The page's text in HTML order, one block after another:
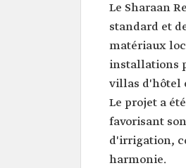
Le Sharaan
standard et
matériaux
installations
villas d'hôtel
Le projet a
favorisant
d'irrigation,
harmonie.